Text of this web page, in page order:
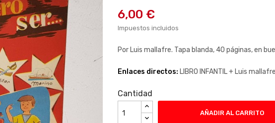
6,00 €
Impuestos incluidos
Por Luis mallafre. Tapa blanda, 40 páginas, en
Enlaces directos: LIBRO INFANTIL + Luis
Cantidad
AÑADIR AL CARRITO